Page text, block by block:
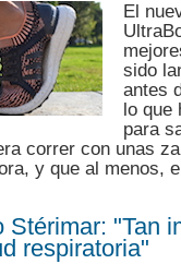
El
sido
antes
lo que
para
correr con unas
y que al menos,
Stérimar: "Tan
respiratoria"